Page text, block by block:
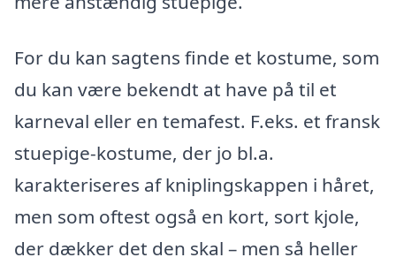
For du kan sagtens finde et kostume, som
du kan være bekendt at have på til et
karneval eller en temafest. F.eks. et fransk
stuepige-kostume, der jo bl.a.
karakteriseres af kniplingskappen i håret,
men som oftest også en kort, sort kjole,
der dækker det den skal – men så heller